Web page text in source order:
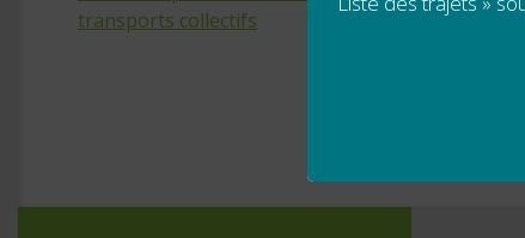
Navigation
transports collectifs